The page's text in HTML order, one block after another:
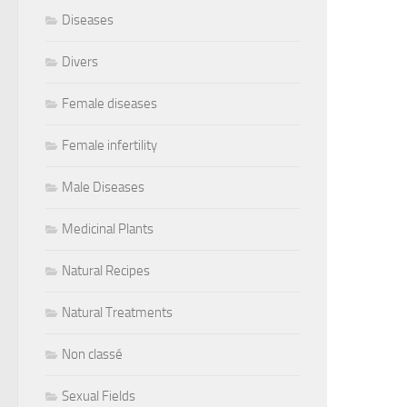
Diseases
Divers
Female diseases
Female infertility
Male Diseases
Medicinal Plants
Natural Recipes
Natural Treatments
Non classé
Sexual Fields